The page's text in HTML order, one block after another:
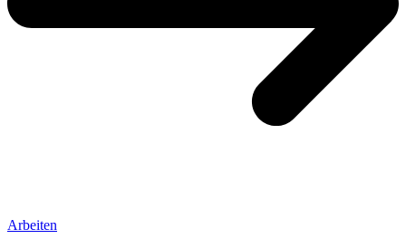
Arbeiten